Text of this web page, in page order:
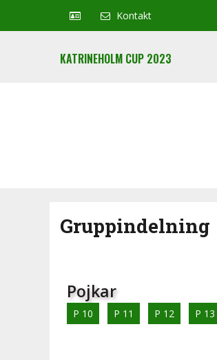
Kontakt
KATRINEHOLM CUP 2023
Gruppindelning
Pojkar
P 10 P 11 P 12 P 13